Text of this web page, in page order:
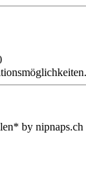
by nipnaps.ch